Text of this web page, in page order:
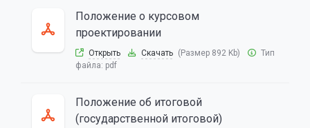
Положение о курсовом
проектировании
Открыть Скачать (Размер 892 Kb)
Тип
файла: pdf
Положение об итоговой
(государственной итоговой)